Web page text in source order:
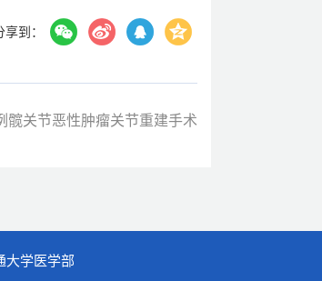
享到：
髋关节恶性肿瘤关节重建手术
大学医学部